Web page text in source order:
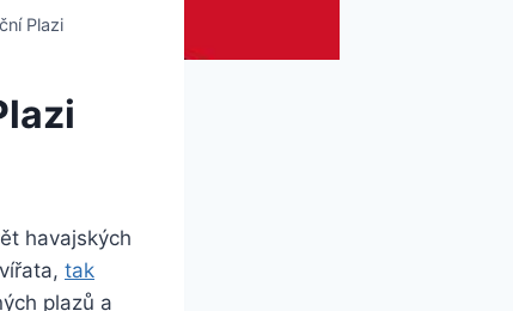
Plazi
havajských
tak
plazů a